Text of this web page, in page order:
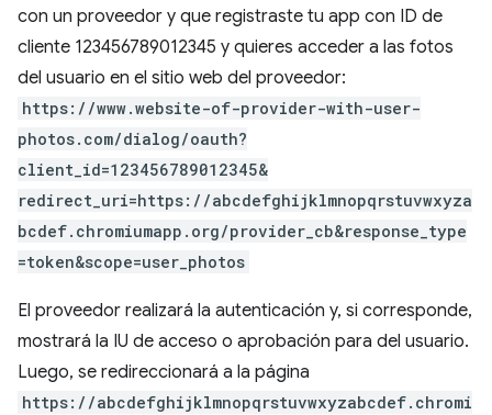
con un proveedor y que registraste tu app con ID de
cliente 123456789012345 y quieres acceder a las fotos
del usuario en el sitio web del proveedor:
https://www.website-of-provider-with-user-
photos.com/dialog/oauth?
client_id=123456789012345&
redirect_uri=https://abcdefghijklmnopqrstuvwxyza
bcdef.chromiumapp.org/provider_cb&response_type
=token&scope=user_photos
El proveedor realizará la autenticación y, si corresponde,
mostrará la IU de acceso o aprobación para del usuario.
Luego, se redireccionará a la página
https://abcdefghijklmnopqrstuvwxyzabcdef.chromi